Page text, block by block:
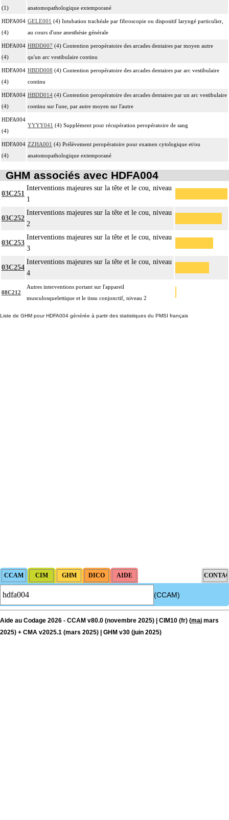
(1)
anatomopathologique extemporané
HDFA004
(4)
GELE001 (4) Intubation trachéale par fibroscopie ou dispositif laryngé particulier,
au cours d'une anesthésie générale
HDFA004
(4)
HBDD007 (4) Contention peropératoire des arcades dentaires par moyen autre
qu'un arc vestibulaire continu
HDFA004
(4)
HBDD008 (4) Contention peropératoire des arcades dentaires par arc vestibulaire
continu
HDFA004
(4)
HBDD014 (4) Contention peropératoire des arcades dentaires par un arc vestibulaire
continu sur l'une, par autre moyen sur l'autre
HDFA004
(4)
YYYY041 (4) Supplément pour récupération peropératoire de sang
HDFA004
(4)
ZZHA001 (4) Prélèvement peropératoire pour examen cytologique et/ou
anatomopathologique extemporané
GHM associés avec HDFA004
03C251
Interventions majeures sur la tête et le cou, niveau
1
03C252
Interventions majeures sur la tête et le cou, niveau
2
03C253
Interventions majeures sur la tête et le cou, niveau
3
03C254
Interventions majeures sur la tête et le cou, niveau
4
08C212
Autres interventions portant sur l'appareil
musculosquelettique et le tissu conjonctif, niveau 2
Liste de GHM pour HDFA004 générée à partir des statistiques du PMSI français
(CCAM)
Aide au Codage 2026 - CCAM v80.0 (novembre 2025) | CIM10 (fr) (maj mars
2025) + CMA v2025.1 (mars 2025) | GHM v30 (juin 2025)